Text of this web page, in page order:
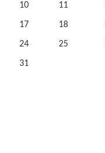
10 11
17 18
24 25
31